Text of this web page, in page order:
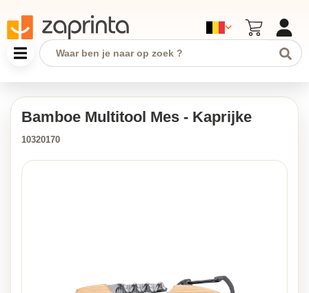
Bamboe Multitool Mes - Kaprijke
10320170